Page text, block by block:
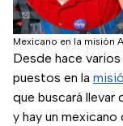
Mexicano en la misión
Desde hace
puestos en la
que buscará llevar
y hay un mexicano